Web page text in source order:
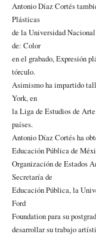
Antonio Díaz Cortés
Plásticas
de la Universidad
de: Color
en el grabado, Expresión
tórculo.
Asimismo ha impartido
York, en
la Liga de Estudios de
países.
Antonio Díaz Cortés ha
Educación Pública de
Organización de Estados
Secretaría de
Educación Pública, la
Ford
Foundation para su
desarrollar su trabajo